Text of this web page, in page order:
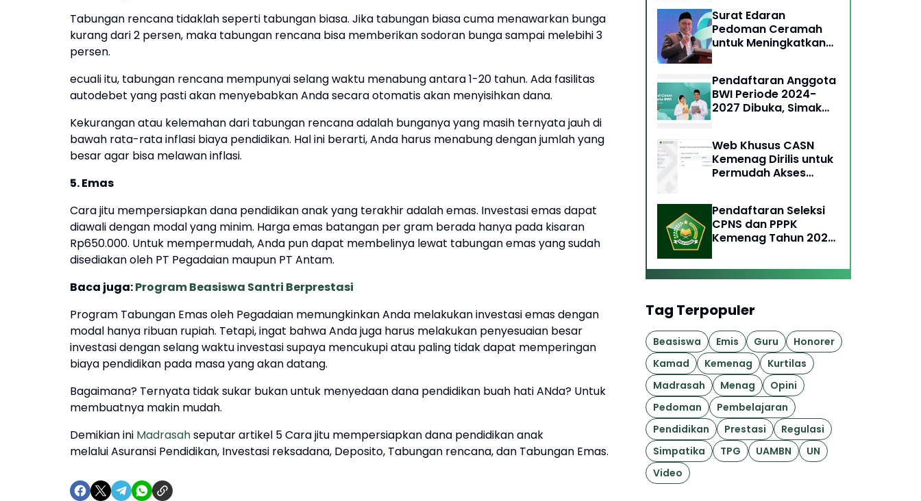
Tabungan rencana tidaklah seperti tabungan biasa. Jika tabungan biasa cuma menawarkan bunga
kurang dari 2 persen, maka tabungan rencana bisa memberikan sodoran bunga sampai melebihi 3
persen.
ecuali itu, tabungan rencana mempunyai selang waktu menabung antara 1-20 tahun. Ada fasilitas
autodebet yang pasti akan menyebabkan Anda secara otomatis akan menyisihkan dana.
Kekurangan atau kelemahan dari tabungan rencana adalah bunganya yang masih ternyata jauh di
bawah rata-rata inflasi biaya pendidikan. Hal ini berarti, Anda harus menabung dengan jumlah yang
besar agar bisa melawan inflasi.
5. Emas
Cara jitu mempersiapkan dana pendidikan anak yang terakhir adalah emas. Investasi emas dapat
diawali dengan modal yang minim. Harga emas batangan per gram berada hanya pada kisaran
Rp650.000. Untuk mempermudah, Anda pun dapat membelinya lewat tabungan emas yang sudah
disediakan oleh PT Pegadaian maupun PT Antam.
Baca juga:Program Beasiswa Santri Berprestasi
Program Tabungan Emas oleh Pegadaian memungkinkan Anda melakukan investasi emas dengan
modal hanya ribuan rupiah. Tetapi, ingat bahwa Anda juga harus melakukan penyesuaian besar
investasi dengan selang waktu investasi supaya mencukupi atau paling tidak dapat memperingan
biaya pendidikan pada masa yang akan datang.
Bagaimana? Ternyata tidak sukar bukan untuk menyedaan dana pendidikan buah hati ANda? Untuk
membuatnya makin mudah.
Demikian ini Madrasahseputar artikel 5 Cara jitu mempersiapkan dana pendidikan anak
melalui Asuransi Pendidikan, Investasi reksadana, Deposito, Tabungan rencana, dan Tabungan Emas.
Surat Edaran
Pedoman Ceramah
untuk Meningkatkan
Pendaftaran Anggota
BWI Periode 2024-
2027 Dibuka, Simak
Web Khusus CASN
Kemenag Dirilis untuk
Permudah Akses
Pendaftaran Seleksi
CPNS dan PPPK
Kemenag Tahun 2023
Oktober, Ini Cara dan
Syaratnya
Tag Terpopuler
Beasiswa Emis Guru
Honorer
Kamad
Kemenag
Kurtilas
Madrasah
Menag
Opini
Pedoman
Pembelajaran
Pendidikan
Prestasi
Regulasi
Simpatika
TPG UAMBN
UN
Video